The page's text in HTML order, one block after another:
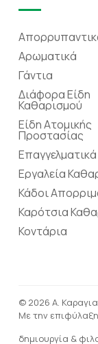
Αρωματικά
Γάντια
Διάφορα Είδη
Καθαρισμού
Είδη Ατομικής
Προστασίας
Εργαλεία
Κάδοι
Καρότσια
Κοντάρια
© 2026 Α.
Με την
δημιουργία &